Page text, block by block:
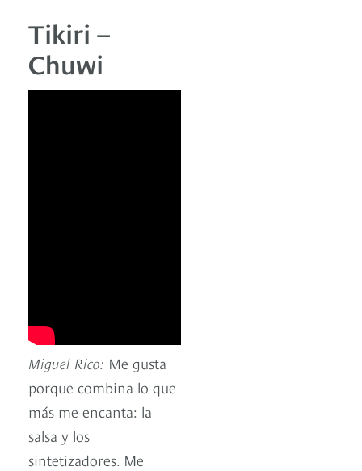
Tikiri –
Chuwi
Miguel Rico: Me gusta
porque combina lo que
más me encanta: la
salsa y los
sintetizadores. Me